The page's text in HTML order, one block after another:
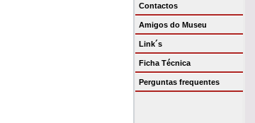
Contactos
Amigos do Museu
Link´s
Ficha Técnica
Perguntas frequentes